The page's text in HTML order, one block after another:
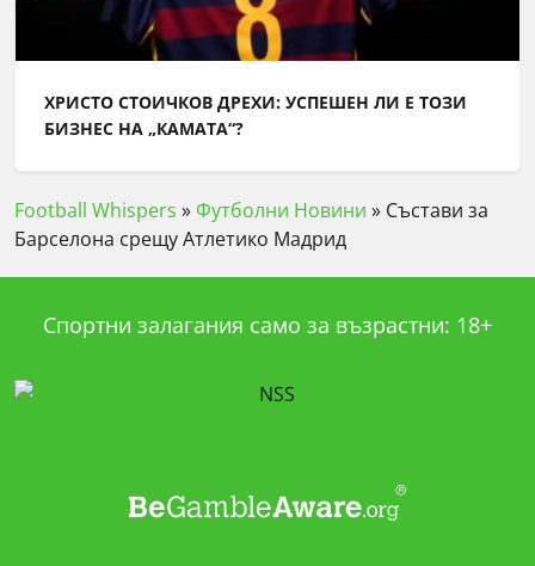
ХРИСТО СТОИЧКОВ ДРЕХИ: УСПЕШЕН ЛИ Е ТОЗИ
БИЗНЕС НА „КАМАТА“?
Football Whispers »Футболни Новини » Състави за
Барселона срещу Атлетико Мадрид
Спортни залагания само за възрастни: 18+